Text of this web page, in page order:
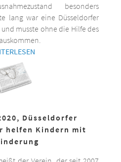
besonders
lang war eine Düsseldorfer
musste ohne die Hilfe des
Düsseldorfer
helfen Kindern mit